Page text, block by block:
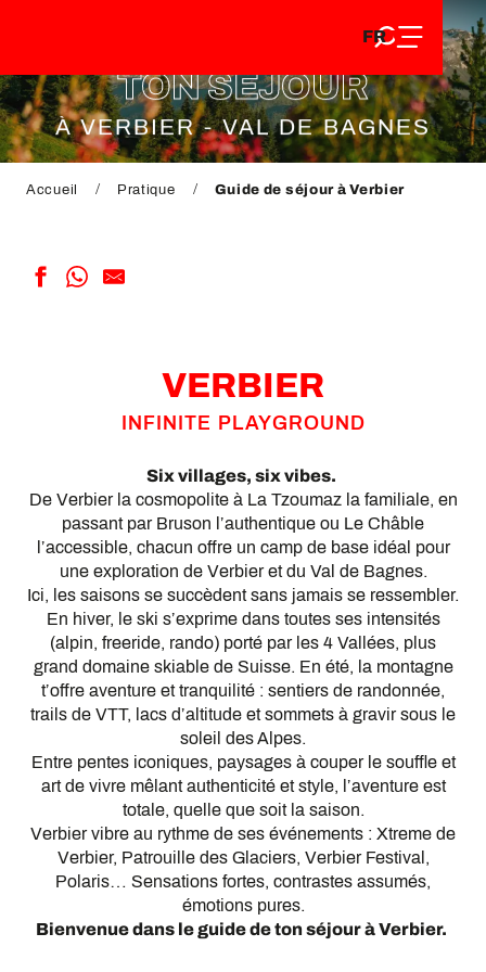
principal
DE
FR
EN
DE
TON SÉJOUR
À VERBIER - VAL DE BAGNES
Accueil Pratique Guide de séjour à Verbier
VERBIER
INFINITE PLAYGROUND
Six villages, six vibes.
De Verbier la cosmopolite à La Tzoumaz la familiale, en
passant par Bruson l’authentique ou Le Châble
l’accessible, chacun offre un camp de base idéal pour
une exploration de Verbier et du Val de Bagnes.
Ici, les saisons se succèdent sans jamais se ressembler.
En hiver, le ski s’exprime dans toutes ses intensités
(alpin, freeride, rando) porté par les 4 Vallées, plus
grand domaine skiable de Suisse. En été, la montagne
t’offre aventure et tranquilité : sentiers de randonnée,
trails de VTT, lacs d’altitude et sommets à gravir sous le
soleil des Alpes.
Entre pentes iconiques, paysages à couper le souffle et
art de vivre mêlant authenticité et style, l’aventure est
totale, quelle que soit la saison.
Verbier vibre au rythme de ses événements : Xtreme de
Verbier, Patrouille des Glaciers, Verbier Festival,
Polaris… Sensations fortes, contrastes assumés,
émotions pures.
Bienvenue dans le guide de ton séjour à Verbier.